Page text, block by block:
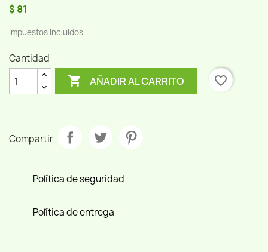
$ 81
Impuestos incluidos
Cantidad
 AÑADIR AL CARRITO favorite_border
Compartir
Política de seguridad
Política de entrega